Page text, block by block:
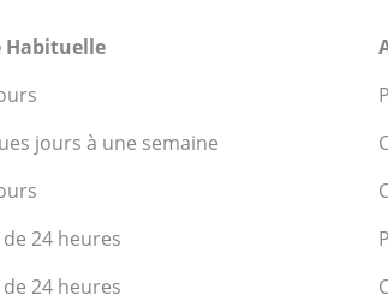
Habituelle
jours à une semaine
24 heures
24 heures